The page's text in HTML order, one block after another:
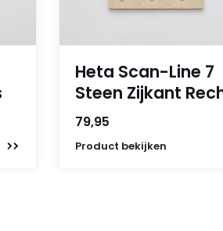
Heta Scan-Line 7
Steen Zijkant
79,95
Product bekijken